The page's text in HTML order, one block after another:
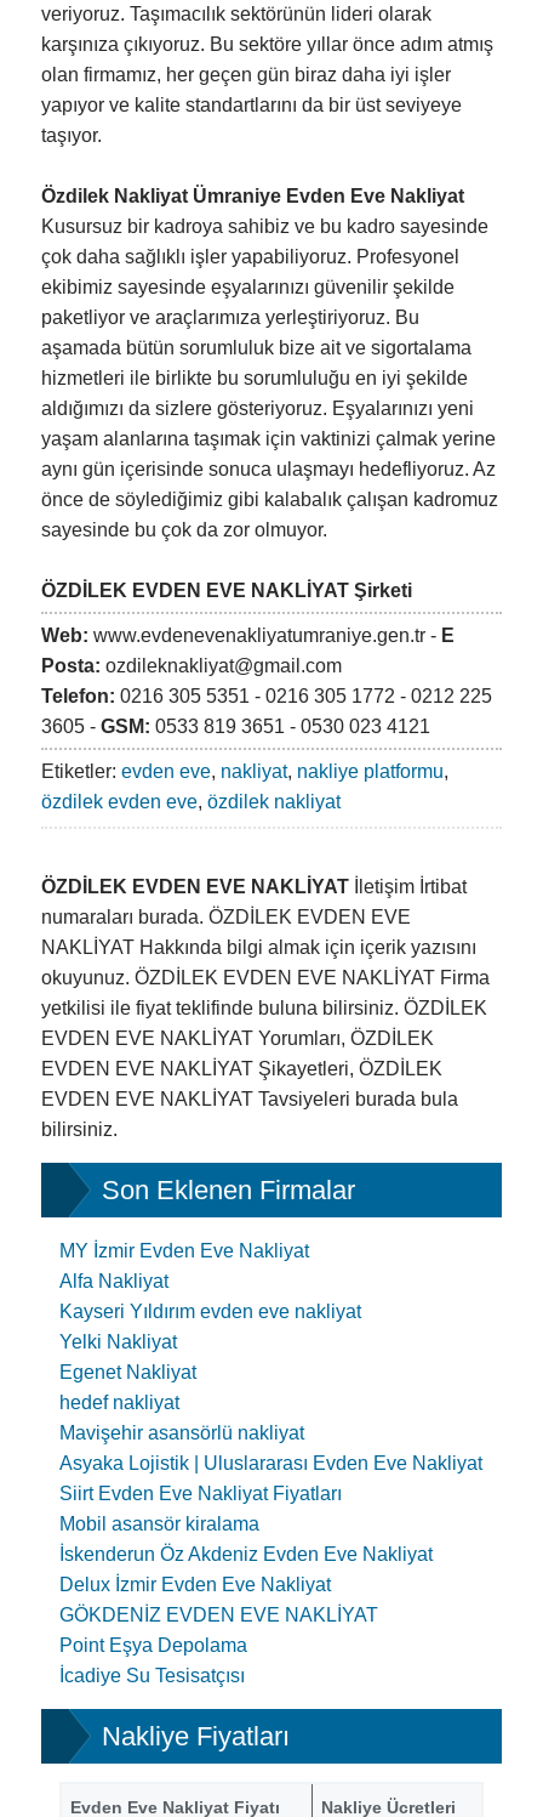
veriyoruz. Taşımacılık sektörünün lideri olarak
karşınıza çıkıyoruz. Bu sektöre yıllar önce adım atmış
olan firmamız, her geçen gün biraz daha iyi işler
yapıyor ve kalite standartlarını da bir üst seviyeye
taşıyor.
Özdilek Nakliyat Ümraniye Evden Eve Nakliyat
Kusursuz bir kadroya sahibiz ve bu kadro sayesinde
çok daha sağlıklı işler yapabiliyoruz. Profesyonel
ekibimiz sayesinde eşyalarınızı güvenilir şekilde
paketliyor ve araçlarımıza yerleştiriyoruz. Bu
aşamada bütün sorumluluk bize ait ve sigortalama
hizmetleri ile birlikte bu sorumluluğu en iyi şekilde
aldığımızı da sizlere gösteriyoruz. Eşyalarınızı yeni
yaşam alanlarına taşımak için vaktinizi çalmak yerine
aynı gün içerisinde sonuca ulaşmayı hedefliyoruz. Az
önce de söylediğimiz gibi kalabalık çalışan kadromuz
sayesinde bu çok da zor olmuyor.
ÖZDİLEK EVDEN EVE NAKLİYAT Şirketi
Web: www.evdenevenakliyatumraniye.gen.tr - E
Posta: ozdileknakliyat@gmail.com
Telefon: 0216 305 5351 - 0216 305 1772 - 0212 225
3605 - GSM: 0533 819 3651 - 0530 023 4121
Etiketler: evden eve, nakliyat, nakliye platformu,
özdilek evden eve, özdilek nakliyat
ÖZDİLEK EVDEN EVE NAKLİYAT İletişim İrtibat
numaraları burada. ÖZDİLEK EVDEN EVE
NAKLİYAT Hakkında bilgi almak için içerik yazısını
okuyunuz. ÖZDİLEK EVDEN EVE NAKLİYAT Firma
yetkilisi ile fiyat teklifinde buluna bilirsiniz. ÖZDİLEK
EVDEN EVE NAKLİYAT Yorumları, ÖZDİLEK
EVDEN EVE NAKLİYAT Şikayetleri, ÖZDİLEK
EVDEN EVE NAKLİYAT Tavsiyeleri burada bula
bilirsiniz.
Son Eklenen Firmalar
MY İzmir Evden Eve Nakliyat
Alfa Nakliyat
Kayseri Yıldırım evden eve nakliyat
Yelki Nakliyat
Egenet Nakliyat
hedef nakliyat
Mavişehir asansörlü nakliyat
Asyaka Lojistik | Uluslararası Evden Eve Nakliyat
Siirt Evden Eve Nakliyat Fiyatları
Mobil asansör kiralama
İskenderun Öz Akdeniz Evden Eve Nakliyat
Delux İzmir Evden Eve Nakliyat
GÖKDENİZ EVDEN EVE NAKLİYAT
Point Eşya Depolama
İcadiye Su Tesisatçısı
Nakliye Fiyatları
Evden Eve Nakliyat Fiyatı Nakliye Ücretleri